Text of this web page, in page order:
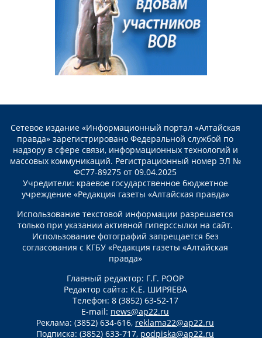
Сетевое издание «Информационный портал «Алтайская
правда» зарегистрировано Федеральной службой по
надзору в сфере связи, информационных технологий и
массовых коммуникаций. Регистрационный номер ЭЛ №
ФС77-89275 от 09.04.2025
Учредители: краевое государственное бюджетное
учреждение «Редакция газеты «Алтайская правда»
Использование текстовой информации разрешается
только при указании активной гиперссылки на сайт.
Использование фотографий запрещается без
согласования с КГБУ «Редакция газеты «Алтайская
правда»
Главный редактор: Г.Г. РООР
Редактор сайта: К.Е. ШИРЯЕВА
Телефон: 8 (3852) 63-52-17
E-mail: news@ap22.ru
Реклама: (3852) 634-616, reklama22@ap22.ru
Подписка: (3852) 633-717, podpiska@ap22.ru